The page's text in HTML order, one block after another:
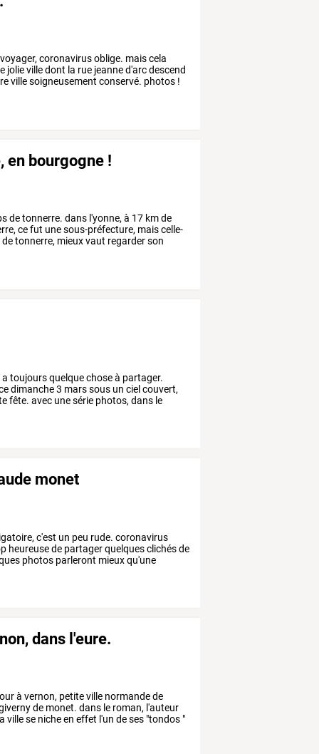
coronavirusoblige. maiscela
jolievilledont la rue jeanned'arcdescend
villesoigneusement conservé. photos !
en bourgogne !
detonnerre. dans l'yonne, à 17 kmde
cefut unesous-préfecture, maiscelle-
detonnerre, mieuxvaut regarderson
a toujoursquelquechoseà partager.
dimanche3 marssous un ciel couvert,
fête. avec unesérie photos, dans le
monet
c'est un peu rude. coronavirus
heureusede partagerquelquesclichésde
photos parleront mieuxqu'une
dans l'eure.
à vernon, petiteville normandede
de monet. dans le roman, l'auteur
villese nicheen effet l'un deses "tondos "